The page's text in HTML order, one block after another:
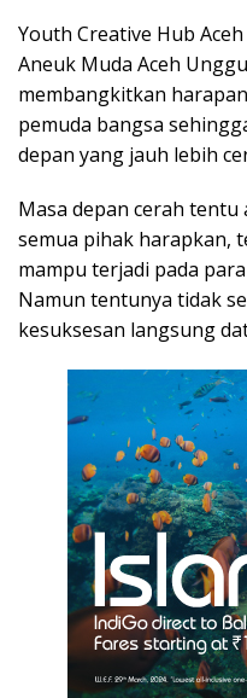
Youth Creative Hub
Aneuk Muda Aceh
membangkitkan
pemuda bangsa
depan yang jauh lebih
Masa depan cerah
semua pihak harapkan,
mampu terjadi pada
Namun tentunya tidak
kesuksesan langsung